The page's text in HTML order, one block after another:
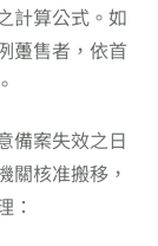
計算公式。如
躉售者，依首
備案失效之日
關核准搬移，
：